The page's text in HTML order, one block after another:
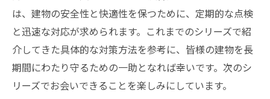
は、建物の安全性と快適性を保つために、定期的な点検
と迅速な対応が求められます。これまでのシリーズで紹
介してきた具体的な対策方法を参考に、皆様の建物を長
期間にわたり守るための一助となれば幸いです。次のシ
リーズでお会いできることを楽しみにしています。